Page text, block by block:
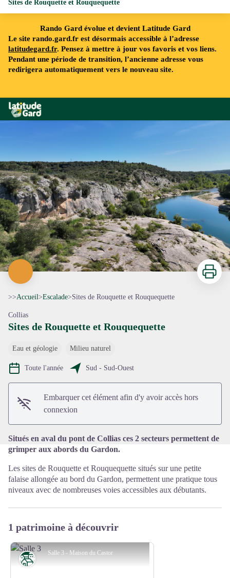
Rando Gard évolue et devient Latitude Gard
Le site rando.gard.fr est désormais accessible à l’adresse
latitudegard.fr. Pensez à mettre à jour vos favoris et vos liens.
Pendant une période de transition, l’ancienne adresse vous
redirigera automatiquement vers le nouveau site.
Rando Gard
Sites de Rouquette et Rouquequette
Voir l'image en plein écran
Imprimer
>>Accueil>Escalade>Sites de Rouquette et Rouquequette
Collias
Sites de Rouquette et Rouquequette
Eau et géologie Milieu naturel
Toute l'année Sud - Sud-Ouest
Embarquer cet élément afin d'y avoir accès hors
connexion
Situés en aval du pont de Collias ces 2 secteurs permettent de
grimper aux abords du Gardon.
Les sites de Rouquette et Rouquequette situés sur une petite
falaise allongée au bord du Gardon, permettent une pratique tous
niveaux avec de nombreuses voies accessibles aux débutants.
1 patrimoine à découvrir
Salle 3 - Maison du Castor
Patrimoine